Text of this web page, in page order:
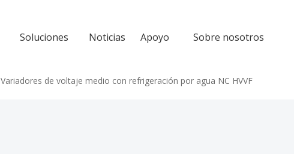
Soluciones Noticias Apoyo Sobre nosotros
Variadores de voltaje medio con refrigeración por agua NC HVVF